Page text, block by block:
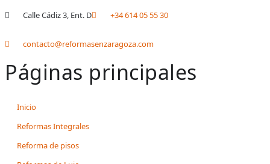
Páginas principales
Inicio
Reformas Integrales
Reforma de pisos
Calle Cádiz 3, Ent. D +34 614 05 55 30
contacto@reformasenzaragoza.com